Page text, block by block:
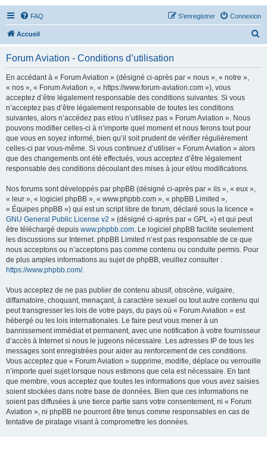
FAQ Connexion
S’enregistrer
Accueil
Forum Aviation - Conditions d’utilisation
En accédant à « Forum Aviation » (désigné ci-après par « nous », « notre »,
« nos », « Forum Aviation », « https://www.forum-aviation.com »), vous
acceptez d’être légalement responsable des conditions suivantes. Si vous
n’acceptez pas d’être légalement responsable de toutes les conditions
suivantes, alors n’accédez pas et/ou n’utilisez pas « Forum Aviation ». Nous
pouvons modifier celles-ci à n’importe quel moment et nous ferons tout pour
que vous en soyez informé, bien qu’il soit prudent de vérifier régulièrement
celles-ci par vous-même. Si vous continuez d’utiliser « Forum Aviation » alors
que des changements ont été effectués, vous acceptez d’être légalement
responsable des conditions découlant des mises à jour et/ou modifications.
Nos forums sont développés par phpBB (désigné ci-après par « ils », « eux »,
« leur », « logiciel phpBB », « www.phpbb.com », « phpBB Limited »,
« Équipes phpBB ») qui est un script libre de forum, déclaré sous la licence «
GNU General Public License v2 » (désigné ci-après par « GPL ») et qui peut
être téléchargé depuis www.phpbb.com. Le logiciel phpBB facilite seulement
les discussions sur Internet. phpBB Limited n’est pas responsable de ce que
nous acceptons ou n’acceptons pas comme contenu ou conduite permis. Pour
de plus amples informations au sujet de phpBB, veuillez consulter :
https://www.phpbb.com/.
Vous acceptez de ne pas publier de contenu abusif, obscène, vulgaire,
diffamatoire, choquant, menaçant, à caractère sexuel ou tout autre contenu qui
peut transgresser les lois de votre pays, du pays où « Forum Aviation » est
hébergé ou les lois internationales. Le faire peut vous mener à un
bannissement immédiat et permanent, avec une notification à votre fournisseur
d’accès à Internet si nous le jugeons nécessaire. Les adresses IP de tous les
messages sont enregistrées pour aider au renforcement de ces conditions.
Vous acceptez que « Forum Aviation » supprime, modifie, déplace ou verrouille
n’importe quel sujet lorsque nous estimons que cela est nécessaire. En tant
que membre, vous acceptez que toutes les informations que vous avez saisies
soient stockées dans notre base de données. Bien que ces informations ne
soient pas diffusées à une tierce partie sans votre consentement, ni « Forum
Aviation », ni phpBB ne pourront être tenus comme responsables en cas de
tentative de piratage visant à compromettre les données.